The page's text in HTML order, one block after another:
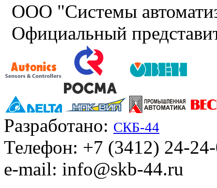
ООО "Системы
Официальный
Разработано: СКБ-44
Телефон: +7 (3412) 24-
e-mail: info@skb-44.ru